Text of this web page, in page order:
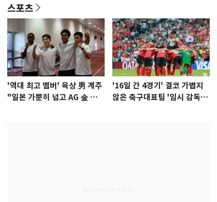
스포츠
'역대 최고 멤버' 육상 男 계주
"일본 가뿐히 넘고 AG 金 따겠
'16일 간 4경기' 결코 가볍지
않은 축구대표팀 '임시 감독'